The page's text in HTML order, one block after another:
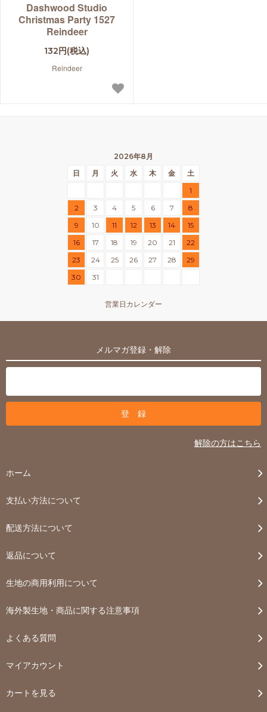
Dashwood Studio
Christmas Party 1527
Reindeer
132円(税込)
Reindeer
2026年8月
日
月 火 水 木 金
土
1
2
3 4 5 6 7
8
9
10 11 12 13 14
15
16
17 18 19 20 21
22
23
24 25 26 27 28
29
30
31
営業日カレンダー
メルマガ登録・解除
解除の方はこちら
ホーム
支払い方法について
配送方法について
返品について
生地の商用利用について
海外製生地・商品に関する注意事項
よくある質問
マイアカウント
カートを見る